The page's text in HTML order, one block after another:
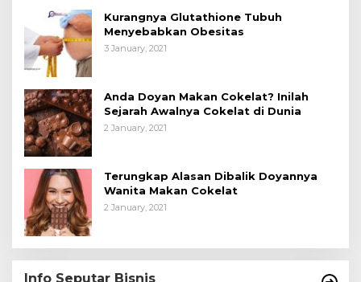
Kurangnya Glutathione Tubuh
Menyebabkan Obesitas
3 January, 2021
Anda Doyan Makan Cokelat? Inilah
Sejarah Awalnya Cokelat di Dunia
2 January, 2021
Terungkap Alasan Dibalik Doyannya
Wanita Makan Cokelat
2 January, 2021
Info Seputar Bisnis